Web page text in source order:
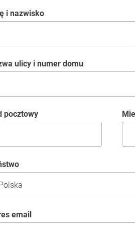
i nazwisko
ulicy i numer domu
pocztowy
email